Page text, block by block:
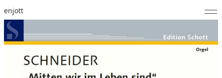
enjott
Home
Selected Works